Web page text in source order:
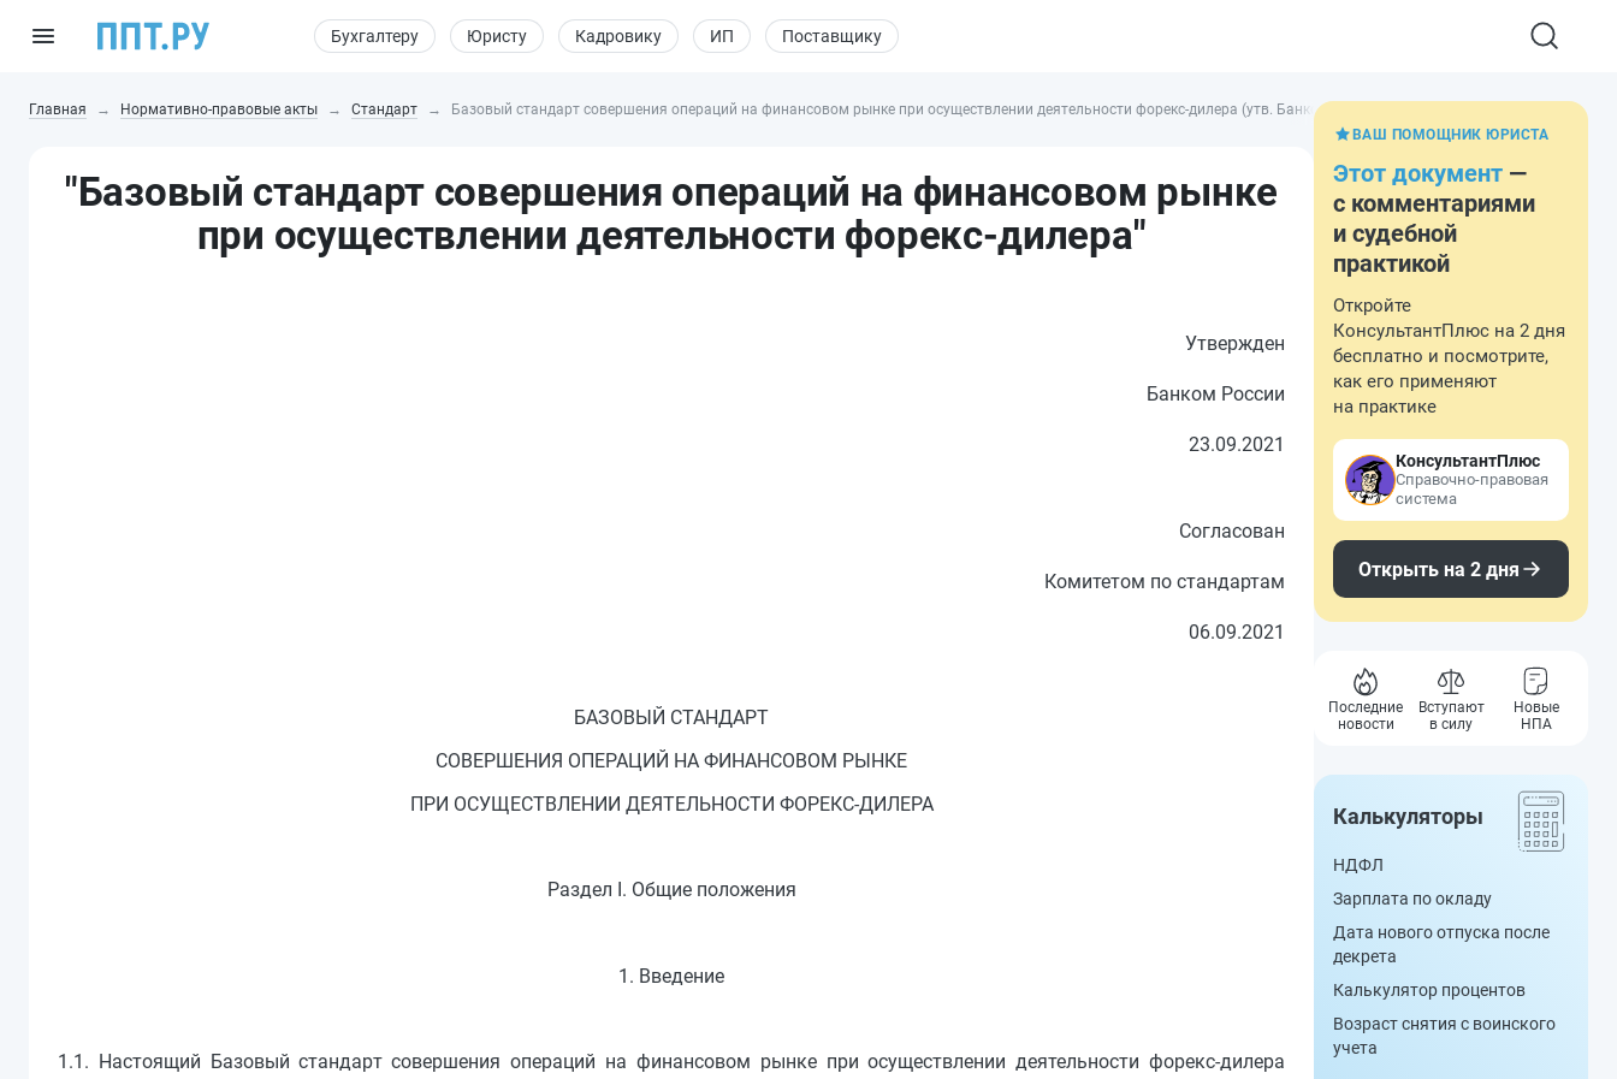
Бухгалтеру Юристу Кадровику ИП Поставщику
Главная Нормативно-правовые акты Стандарт Базовый стандарт совершения операций на финансовом рынке при осуществлении деятельности форекс-дилера (утв. Банком России 23.09.2021, согласован
"Базовый стандарт совершения операций на финансовом рынке
при осуществлении деятельности форекс-дилера"
Утвержден
Банком России
23.09.2021
Согласован
Комитетом по стандартам
06.09.2021
БАЗОВЫЙ СТАНДАРТ
СОВЕРШЕНИЯ ОПЕРАЦИЙ НА ФИНАНСОВОМ РЫНКЕ
ПРИ ОСУЩЕСТВЛЕНИИ ДЕЯТЕЛЬНОСТИ ФОРЕКС-ДИЛЕРА
Раздел I. Общие положения
1. Введение
1.1. Настоящий Базовый стандарт совершения операций на финансовом рынке при осуществлении деятельности форекс-дилера
ВАШ ПОМОЩНИК ЮРИСТА
Этот документ —
с комментариями
и судебной
практикой
Откройте
КонсультантПлюс на 2 дня
бесплатно и посмотрите,
как его применяют
на практике
КонсультантПлюс
Справочно-правовая
система
Открыть на 2 дня
Последние
новости
Вступают
в силу
Новые
НПА
Калькуляторы
НДФЛ
Зарплата по окладу
Дата нового отпуска после
декрета
Калькулятор процентов
Возраст снятия с воинского
учета